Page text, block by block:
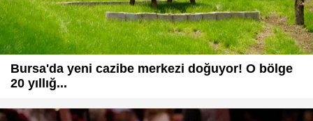
Bursa'da yeni cazibe merkezi doğuyor! O bölge
20 yıllığ...